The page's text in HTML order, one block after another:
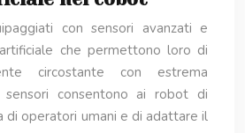
con sensori avanzati e
che permettono loro di
circostante con estrema
sensori consentono ai robot di
di operatori umani e di adattare il